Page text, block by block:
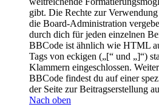
gibt. Die Rechte zur
die Board-Administration
durch dich für jeden einzelnen
BBCode ist ähnlich wie HTML
Tags von eckigen („[“ und „]“)
Klammern eingeschlossen.
BBCode findest du auf einer
der Seite zur Beitragserstellung
Nach oben